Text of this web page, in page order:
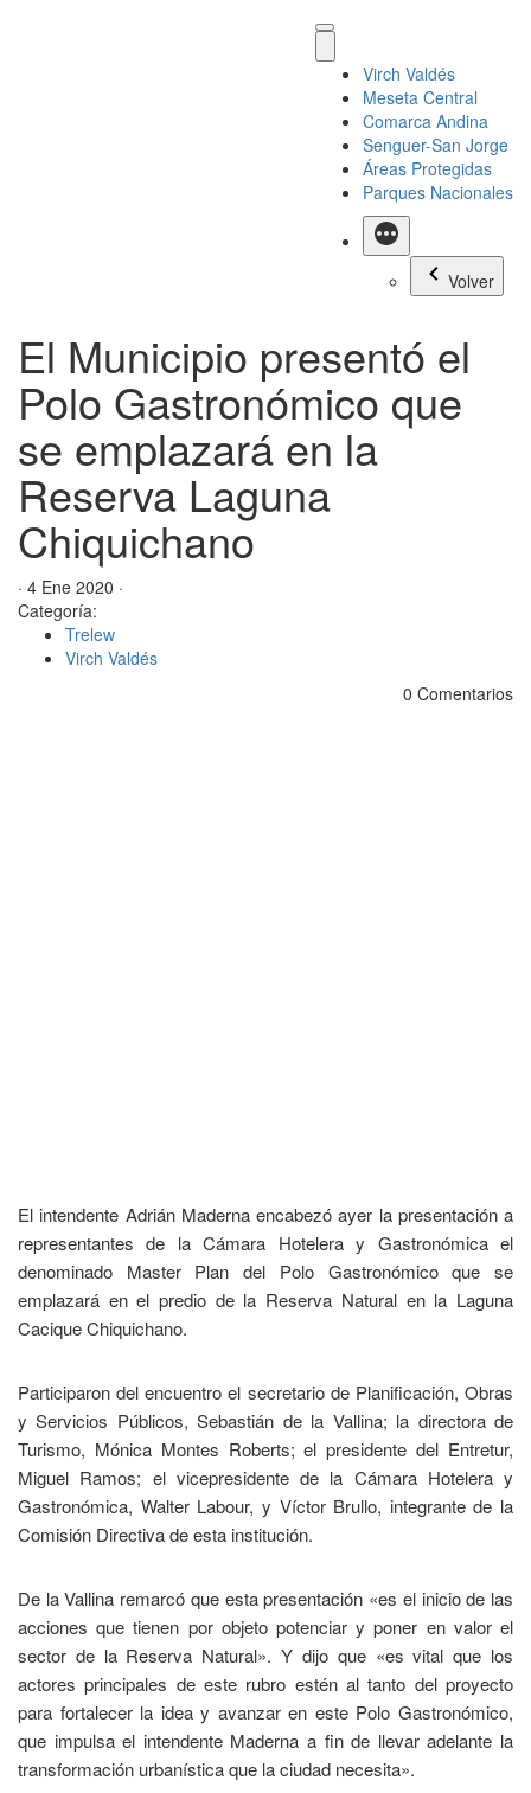
Virch Valdés
Meseta Central
Comarca Andina
Senguer-San Jorge
Áreas Protegidas
Parques Nacionales
Más
Volver
El Municipio presentó el
Polo Gastronómico que
se emplazará en la
Reserva Laguna
Chiquichano
· 4 Ene 2020 ·
Categoría:
Trelew
Virch Valdés
0 Comentarios
El intendente Adrián Maderna encabezó ayer la presentación a
representantes de la Cámara Hotelera y Gastronómica el
denominado Master Plan del Polo Gastronómico que se
emplazará en el predio de la Reserva Natural en la Laguna
Cacique Chiquichano.
Participaron del encuentro el secretario de Planificación, Obras
y Servicios Públicos, Sebastián de la Vallina; la directora de
Turismo, Mónica Montes Roberts; el presidente del Entretur,
Miguel Ramos; el vicepresidente de la Cámara Hotelera y
Gastronómica, Walter Labour, y Víctor Brullo, integrante de la
Comisión Directiva de esta institución.
De la Vallina remarcó que esta presentación «es el inicio de las
acciones que tienen por objeto potenciar y poner en valor el
sector de la Reserva Natural». Y dijo que «es vital que los
actores principales de este rubro estén al tanto del proyecto
para fortalecer la idea y avanzar en este Polo Gastronómico,
que impulsa el intendente Maderna a fin de llevar adelante la
transformación urbanística que la ciudad necesita».